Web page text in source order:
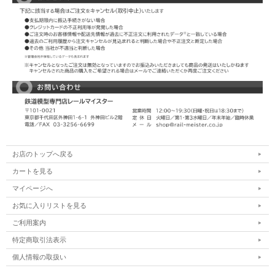
お店のトップへ戻る
カートを見る
マイページへ
お気に入りリストを見る
ご利用案内
特定商取引法表示
個人情報の取扱い